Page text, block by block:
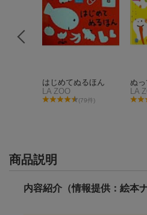
はじめてぬるほん
LA ZOO
(79件)
ぬっ
LA
商品説明
内容紹介（情報提供：絵本ナ